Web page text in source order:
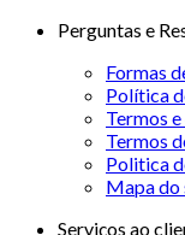
Perguntas e
Formas
Política
Termos
Termos
Politica
Mapa do
Serviços ao